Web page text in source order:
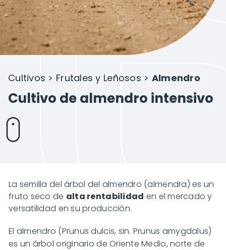
Proyectos
Sobre Novagric
Presupuesto a tu medida
Cultivos > Frutales y Leñosos > Almendro
Cultivo de almendro intensivo
La semilla del árbol del almendro (almendra) es un
fruto seco de alta rentabilidad en el mercado y
versatilidad en su producción.
El almendro (Prunus dulcis, sin. Prunus amygdalus)
es un árbol originario de Oriente Medio, norte de